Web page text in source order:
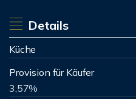
Details
Küche
Provision für Käufer
3,57%